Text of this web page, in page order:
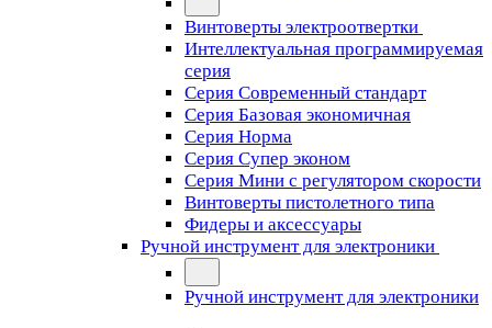
Винтоверты электроотвертки
Интеллектуальная программируемая
серия
Серия Современный стандарт
Серия Базовая экономичная
Серия Норма
Серия Cупер эконом
Серия Мини с регулятором скорости
Винтоверты пистолетного типа
Фидеры и аксессуары
Ручной инструмент для электроники
Ручной инструмент для электроники